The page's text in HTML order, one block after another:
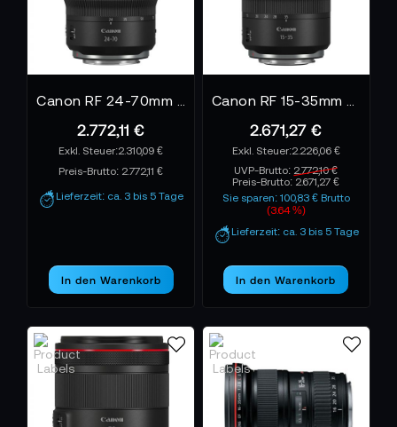
2.772,11 €
2.310,09 €
Preis-Brutto: 2.772,11 €
Lieferzeit: ca. 3 bis 5 Tage
In den Warenkorb
2.671,27 €
2.226,06 €
UVP-Brutto: 2.772,10 €
Preis-Brutto: 2.671,27 €
Sie sparen: 100,83 € Brutto
(3.64 %)
Lieferzeit: ca. 3 bis 5 Tage
In den Warenkorb